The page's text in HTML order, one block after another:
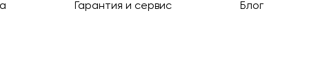
Гарантия и сервис Блог